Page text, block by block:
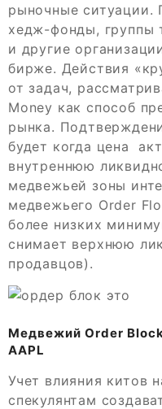
рыночные ситуации.
хедж-фонды, группы
и другие
бирже. Действия
от задач,
Money как способ
рынка.
будет когда цена
внутреннюю
медвежьей зоны
медвежьего Order
более низких
снимает верхнюю
продавцов).
Медвежий Order
AAPL
Учет влияния китов
спекулянтам